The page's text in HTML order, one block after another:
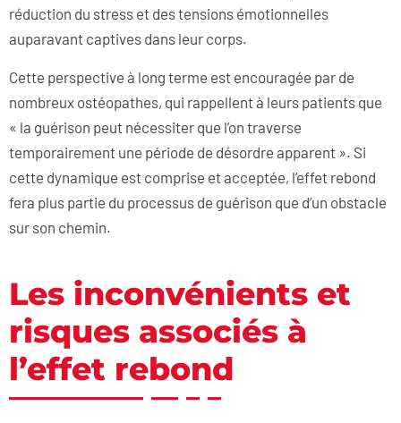
réduction du stress et des tensions émotionnelles
auparavant captives dans leur corps.
Cette perspective à long terme est encouragée par de
nombreux ostéopathes, qui rappellent à leurs patients que
« la guérison peut nécessiter que l’on traverse
temporairement une période de désordre apparent ». Si
cette dynamique est comprise et acceptée, l’effet rebond
fera plus partie du processus de guérison que d’un obstacle
sur son chemin.
Les inconvénients et
risques associés à
l’effet rebond